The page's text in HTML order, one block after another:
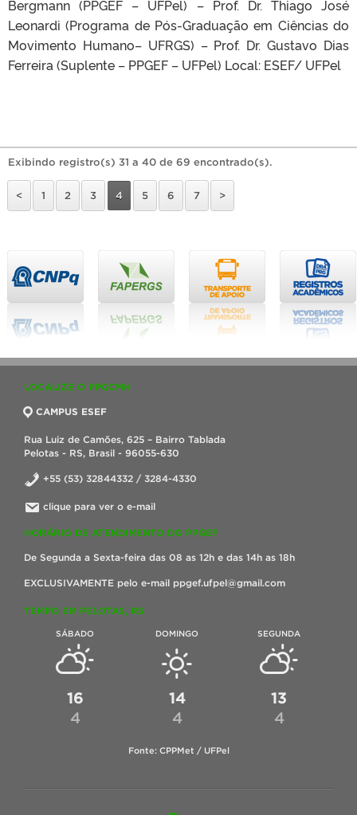
Bergmann (PPGEF – UFPel) – Prof. Dr. Thiago José
Leonardi (Programa de Pós-Graduação em Ciências do
Movimento Humano– UFRGS) – Prof. Dr. Gustavo Dias
Ferreira (Suplente – PPGEF – UFPel) Local: ESEF/ UFPel
Exibindo registro(s) 31 a 40 de 69 encontrado(s).
< 1 2 3 4 5 6 7 >
LOCALIZE O PPGCMH
CAMPUS ESEF
Rua Luiz de Camões, 625 – Bairro Tablada
Pelotas - RS, Brasil - 96055-630
+55 (53) 32844332 / 3284-4330
clique para ver o e-mail
HORÁRIO DE ATENDIMENTO DO PPGEF
De Segunda a Sexta-feira das 08 as 12h e das 14h as 18h
EXCLUSIVAMENTE pelo e-mail ppgef.ufpel@gmail.com
TEMPO EM PELOTAS, RS
SÁBADO
16
4
DOMINGO
14
4
SEGUNDA
13
4
Fonte: CPPMet / UFPel